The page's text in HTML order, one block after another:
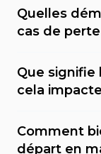
Quelles
cas de
dépendance
(allocation
conseil
mesure de
Que signifie
cela
Comment
départ en